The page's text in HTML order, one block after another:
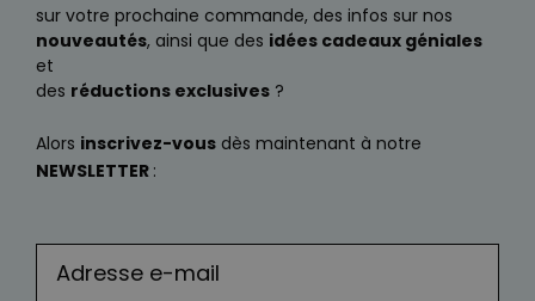
sur votre prochaine commande, des infos sur nos
nouveautés, ainsi que des idées cadeaux géniales
et
des réductions exclusives ?
Alors inscrivez-vous dès maintenant à notre
NEWSLETTER :